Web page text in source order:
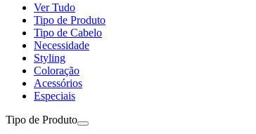
Ver Tudo
Tipo de Produto
Tipo de Cabelo
Necessidade
Styling
Coloração
Acessórios
Especiais
Tipo de Produto